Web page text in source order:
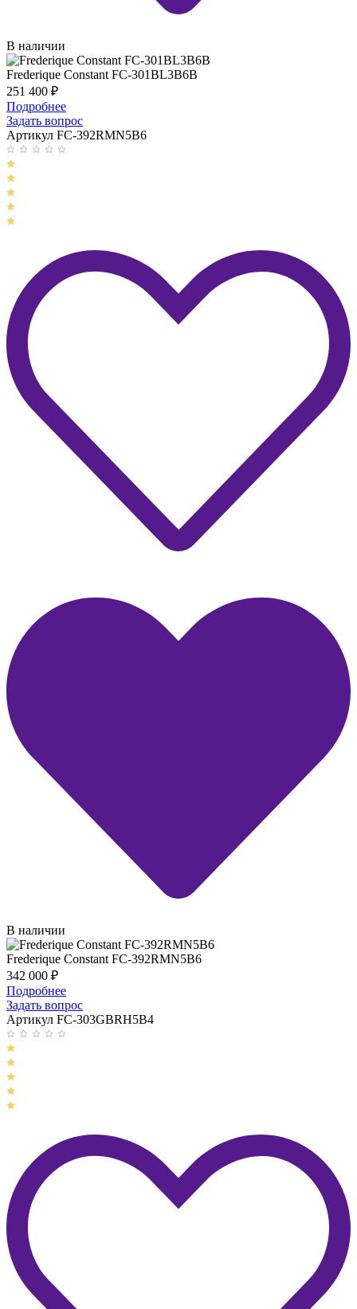
В наличии
Frederique Constant FC-301BL3B6B
251 400 ₽
Подробнее
Задать вопрос
Артикул FC-392RMN5B6
В наличии
Frederique Constant FC-392RMN5B6
342 000 ₽
Подробнее
Задать вопрос
Артикул FC-303GBRH5B4